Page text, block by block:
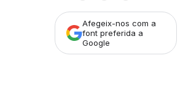
Afegeix-nos com a
font preferida a
Google